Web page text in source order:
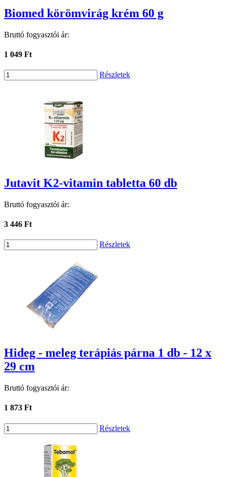
Biomed körömvirág krém 60 g
Bruttó fogyasztói ár:
1 049 Ft
Részletek
Jutavit K2-vitamin tabletta 60 db
Bruttó fogyasztói ár:
3 446 Ft
Részletek
Hideg - meleg terápiás párna 1 db - 12 x
29 cm
Bruttó fogyasztói ár:
1 873 Ft
Részletek